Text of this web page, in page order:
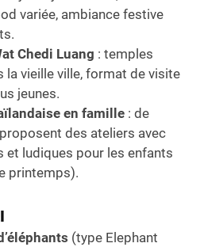
variée, ambiance festive
Chedi Luang : temples
la vieille ville, format de visite
jeunes.
en famille : de
des ateliers avec
et ludiques pour les enfants
printemps).
(type Elephant